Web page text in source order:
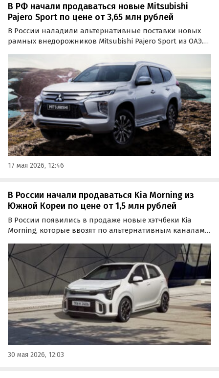
В РФ начали продаваться новые Mitsubishi
Pajero Sport по цене от 3,65 млн рублей
В России наладили альтернативные поставки новых
рамных внедорожников Mitsubishi Pajero Sport из ОАЭ.
классифайдов сейчас составляет 3,65 млн рублей,
сообщают «Автоновости дня».
17 мая 2026, 12:46
В России начали продаваться Kia Morning из
Южной Кореи по цене от 1,5 млн рублей
В России появились в продаже новые хэтчбеки Kia
Morning, которые ввозят по альтернативным каналам
заказ, так и из наличия, а цены на одном из
классифайдов начинаются от 1,5 млн рублей,
сообщают…
30 мая 2026, 12:03